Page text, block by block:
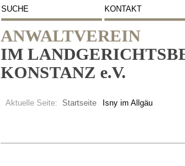
SUCHE KONTAKT
ANWALTVEREIN
IM
KONSTANZ e.V.
Aktuelle Seite: Startseite Isny im Allgäu